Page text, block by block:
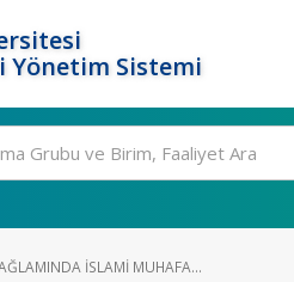
Yönetim Sistemi
İSLAMI MUHAFA...